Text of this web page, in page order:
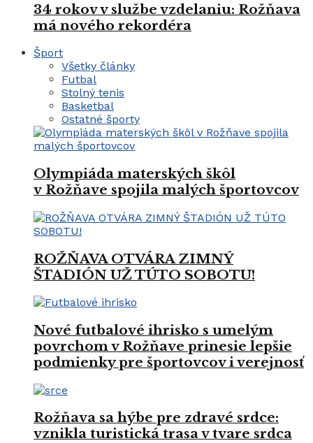
34 rokov v službe vzdelaniu: Rožňava
má nového rekordéra
Šport
Všetky články
Futbal
Stolný tenis
Basketbal
Ostatné športy
Olympiáda materských škôl
v Rožňave spojila malých športovcov
ROŽŇAVA OTVÁRA ZIMNÝ
ŠTADIÓN UŽ TÚTO SOBOTU!
Nové futbalové ihrisko s umelým
povrchom v Rožňave prinesie lepšie
podmienky pre športovcov i verejnosť
Rožňava sa hýbe pre zdravé srdce:
vznikla turistická trasa v tvare srdca